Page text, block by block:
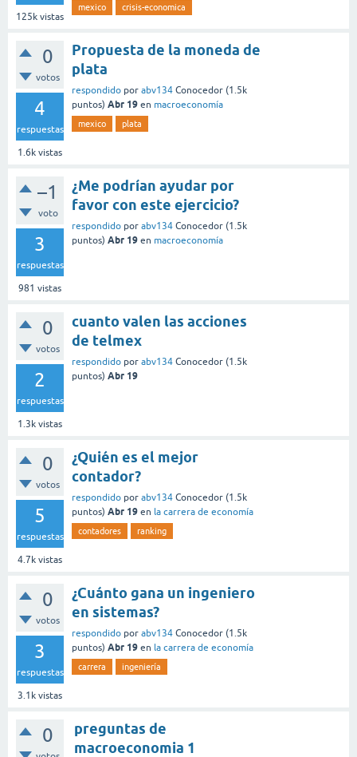
125k vistas
mexico crisis-economica
0
votos
4
respuestas
1.6k vistas
Propuesta de la moneda de
plata
respondido por abv134 Conocedor (1.5k
puntos) Abr 19 en macroeconomía
mexico plata
–1
voto
3
respuestas
981 vistas
¿Me podrían ayudar por
favor con este ejercicio?
respondido por abv134 Conocedor (1.5k
puntos) Abr 19 en macroeconomía
0
votos
2
respuestas
1.3k vistas
cuanto valen las acciones
de telmex
respondido por abv134 Conocedor (1.5k
puntos) Abr 19
0
votos
5
respuestas
4.7k vistas
¿Quién es el mejor
contador?
respondido por abv134 Conocedor (1.5k
puntos) Abr 19 en la carrera de economía
contadores ranking
0
votos
3
respuestas
3.1k vistas
¿Cuánto gana un ingeniero
en sistemas?
respondido por abv134 Conocedor (1.5k
puntos) Abr 19 en la carrera de economía
carrera ingeniería
0
preguntas de
macroeconomia 1